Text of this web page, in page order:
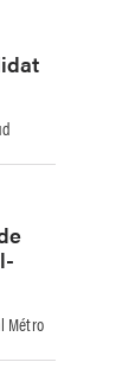
Métro